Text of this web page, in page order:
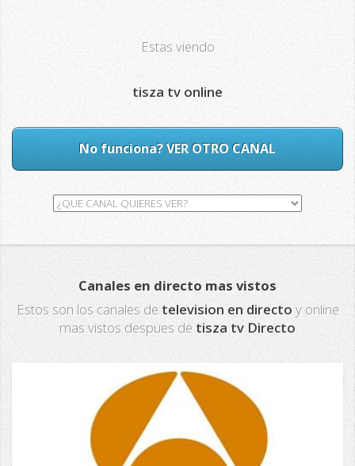
Estas viendo
tisza tv online
No funciona? VER OTRO CANAL
Canales en directo mas vistos
Estos son los canales de television en directo y online
mas vistos despues de tisza tv Directo